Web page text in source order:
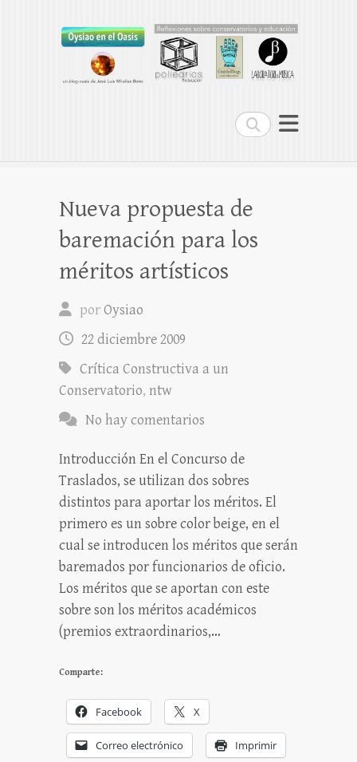
Buscar
Oysiao en el Oasis
Nueva propuesta de
baremación para los
méritos artísticos
porOysiao
22 diciembre 2009
Crítica Constructiva a un
Conservatorio, ntw
No hay comentarios
Introducción En el Concurso de
Traslados, se utilizan dos sobres
distintos para aportar los méritos. El
primero es un sobre color beige, en el
cual se introducen los méritos que serán
baremados por funcionarios de oficio.
Los méritos que se aportan con este
sobre son los méritos académicos
(premios extraordinarios,…
Comparte:
Facebook X
Correo electrónico Imprimir